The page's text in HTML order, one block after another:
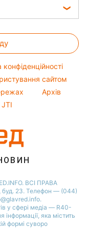
конфіденційності
сайтом
Архів
JTI
ВСІ ПРАВА
буд. 23. Телефон — (044)
у сфері медіа — R40-
яка містить
формi суворо